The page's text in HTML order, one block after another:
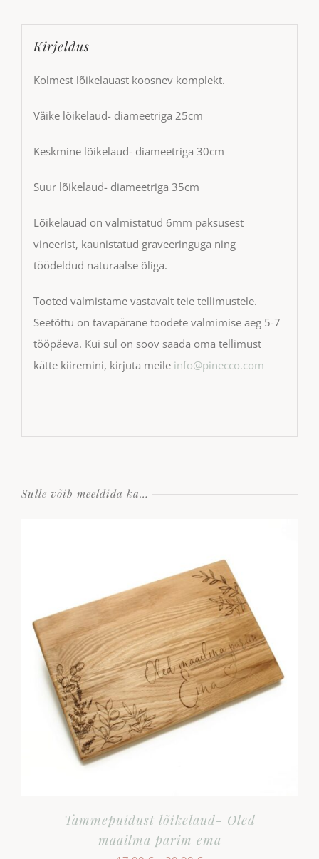
Kirjeldus
Kolmest lõikelauast koosnev komplekt.
Väike lõikelaud- diameetriga 25cm
Keskmine lõikelaud- diameetriga 30cm
Suur lõikelaud- diameetriga 35cm
Lõikelauad on valmistatud 6mm paksusest
vineerist, kaunistatud graveeringuga ning
töödeldud naturaalse õliga.
Tooted valmistame vastavalt teie tellimustele.
Seetõttu on tavapärane toodete valmimise aeg 5-7
tööpäeva. Kui sul on soov saada oma tellimust
kätte kiiremini, kirjuta meile info@pinecco.com
Sulle võib meeldida ka…
Tammepuidust lõikelaud- Oled
maailma parim ema